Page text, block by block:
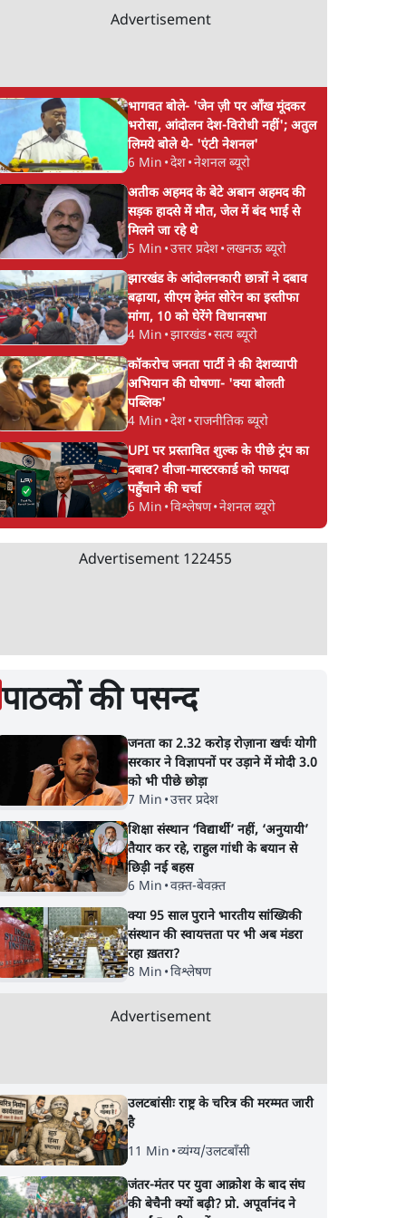
9
पीएम मोदी लाल किले से
बताएं पैलेट गन चलाने का
आदेश किसका था, जंतर
मंतर हमाराः CJP
सुखबीर बादल और
मोदी मिले, पंजाब
Advertisement
भागवत बोले- 'जेन ज़ी पर आँख मूंदकर
भरोसा, आंदोलन देश-विरोधी नहीं'; अतुल
लिमये बोले थे- 'एंटी नेशनल'
6 Min •देश•नेशनल ब्यूरो
अतीक अहमद के बेटे अबान अहमद की
सड़क हादसे में मौत, जेल में बंद भाई से
मिलने जा रहे थे
5 Min •उत्तर प्रदेश•लखनऊ ब्यूरो
झारखंड के आंदोलनकारी छात्रों ने दबाव
बढ़ाया, सीएम हेमंत सोरेन का इस्तीफा
मांगा, 10 को घेरेंगे विधानसभा
4 Min •झारखंड•सत्य ब्यूरो
कॉकरोच जनता पार्टी ने की देशव्यापी
अभियान की घोषणा- 'क्या बोलती
पब्लिक'
4 Min •देश•राजनीतिक ब्यूरो
UPI पर प्रस्तावित शुल्क के पीछे ट्रंप का
दबाव? वीजा-मास्टरकार्ड को फायदा
पहुँचाने की चर्चा
6 Min •विश्लेषण•नेशनल ब्यूरो
Advertisement 122455
पाठकों की पसन्द
जनता का 2.32 करोड़ रोज़ाना खर्चः योगी
सरकार ने विज्ञापनों पर उड़ाने में मोदी 3.0
को भी पीछे छोड़ा
7 Min •उत्तर प्रदेश
शिक्षा संस्थान ‘विद्यार्थी’ नहीं, ‘अनुयायी’
तैयार कर रहे, राहुल गांधी के बयान से
छिड़ी नई बहस
6 Min •वक़्त-बेवक़्त
क्या 95 साल पुराने भारतीय सांख्यिकी
संस्थान की स्वायत्तता पर भी अब मंडरा
रहा ख़तरा?
8 Min •विश्लेषण
Advertisement
उलटबांसीः राष्ट्र के चरित्र की मरम्मत जारी
है
11 Min •व्यंग्य/उलटबाँसी
जंतर-मंतर पर युवा आक्रोश के बाद संघ
की बेचैनी क्यों बढ़ी? प्रो. अपूर्वानंद ने